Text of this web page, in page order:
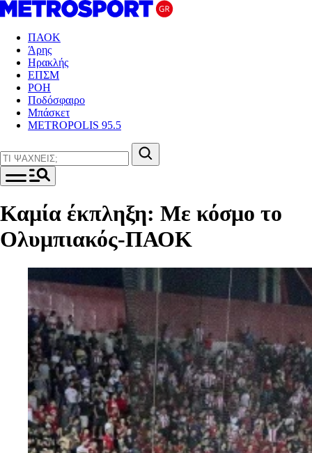
ΠΑΟΚ
Άρης
Ηρακλής
ΕΠΣΜ
ΡΟΗ
Ποδόσφαιρο
Μπάσκετ
METROPOLIS 95.5
Καμία έκπληξη: Με κόσμο το
Ολυμπιακός-ΠΑΟΚ